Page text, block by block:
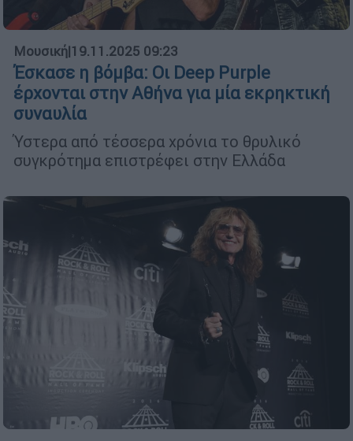
Μουσική|19.11.2025 09:23
Έσκασε η βόμβα: Οι Deep Purple
έρχονται στην Αθήνα για μία εκρηκτική
συναυλία
Ύστερα από τέσσερα χρόνια το θρυλικό
συγκρότημα επιστρέφει στην Ελλάδα